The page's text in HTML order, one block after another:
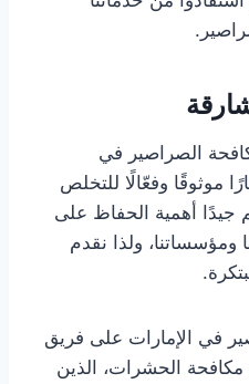
الصراصير في
موثوقًا وفعّالًا للتخلص
جيدًا أهمية الحفاظ على
ومؤسساتنا، ولذا نقدم
في الإمارات على فريق
الحشرات، الذين